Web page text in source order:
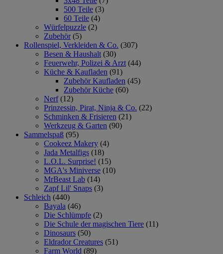
500 Teile (3)
60 Teile (4)
Würfelpuzzle (2)
Zubehör (5)
Rollenspiel, Verkleiden & Co. (307)
Besen & Haushalt (30)
Feuerwehr, Polizei & Arzt (44)
Küche & Kaufladen (91)
Zubehör Kaufladen (45)
Zubehör Küche (60)
Nerf (12)
Prinzessin, Pirat, Ninja & Co. (22)
Schminken & Frisieren (21)
Werkzeug & Garten (90)
Sammelspaß (95)
Cookeez Makery (4)
Jada Metalfigs (18)
L.O.L. Surprise! (15)
MGA's Miniverse (10)
MrBeast Lab (14)
Zapf Lil' Snaps (3)
Schleich (440)
Bayala (46)
Die Schlümpfe (2)
Die Schule der magischen Tiere (11)
Dinosaurs (50)
Eldrador Creatures (51)
Farm World (89)